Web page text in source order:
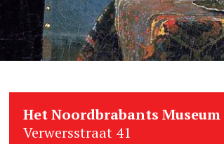
Het Noordbrabants Museum
Verwersstraat 41